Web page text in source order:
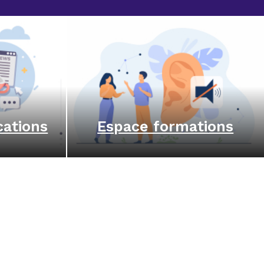
Espace formations
(ouvre un nouvel onglet)
(ouvre un nouvel onglet)
(ouvre un nouvel onglet)